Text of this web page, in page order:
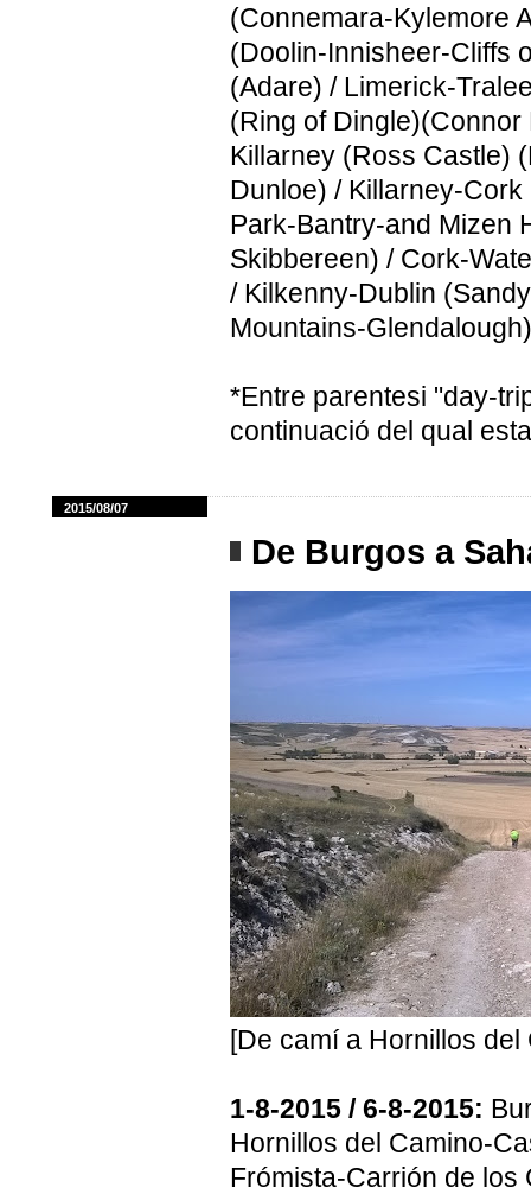
(Connemara-Kylemore
(Doolin-Innisheer-Cliffs
(Adare) / Limerick-
(Ring of
Killarney (Ross Castle)
Dunloe) / Killarney-
Park-Bantry-and Mizen
Skibbereen) / Cork-
/ Kilkenny-Dublin
Mountains-
*Entre parentesi "day-
continuació del qual
2015/08/07
De Burgos a
[De camí a Hornillos del
1-8-2015 / 6-8-2015:
Hornillos del Camino-
Frómista-Carrión de los